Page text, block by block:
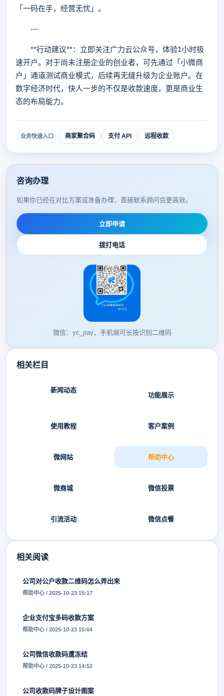
「一码在手，经营无忧」。
---
**行动建议**：立即关注广力云公众号，体验1小时极
速开户。对于尚未注册企业的创业者，可先通过「小微商
户」通道测试商业模式，后续再无缝升级为企业账户。在
数字经济时代，快人一步的不仅是收款速度，更是商业生
态的布局能力。
业务快速入口 商家聚合码 支付 API 远程收款
咨询办理
如果你已经在对比方案或准备办理，直接联系顾问会更高效。
立即申请
拨打电话
微信：yc_pay，手机端可长按识别二维码
相关栏目
新闻动态
功能展示
使用教程 客户案例
微网站 帮助中心
微商城 微信投票
引流活动 微信点餐
相关阅读
公司对公户收款二维码怎么弄出来
帮助中心 / 2025-10-23 15:17
企业支付宝多码收款方案
帮助中心 / 2025-10-23 15:04
公司微信收款码遭冻结
帮助中心 / 2025-10-23 14:52
公司收款码牌子设计图案